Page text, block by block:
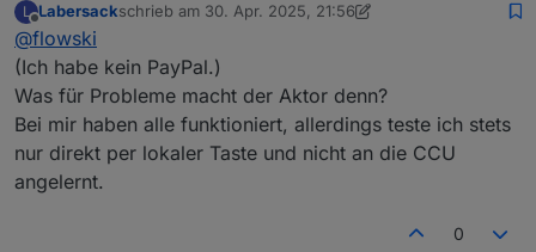
nachdem ich einen Schaltplan gefunden habe:
HM-LC-
BL1-FM
HM-LC-
Dim1T-FM
Homematic 1-Kanal-
Unterputzdimmer
tätig und hat gelötet. Aber mega dass es jetzt
funktioniert 🫶 vielen Dank und noch ein schönes
Osterfest. Werde dir etwas über die Wunschliste
zukommen lassen 😀
Hey, das Paket kam heute an danke. Habe einen
dimmaktor installiert, der läuft. Beim zweiten hatte ich
Probleme das habe ich nicht geschafft. Nochmal
danke. Schick mir mal bitte dein PayPal damit ich das
mit dem Paket begleichen kann. VG
L
Offline
Labersackschrieb am 30. Apr. 2025, 21:56
zuletzt editiert von Labersack
@flowski
(Ich habe kein PayPal.)
Was für Probleme macht der Aktor denn?
Bei mir haben alle funktioniert, allerdings teste ich stets
nur direkt per lokaler Taste und nicht an die CCU
angelernt.
0